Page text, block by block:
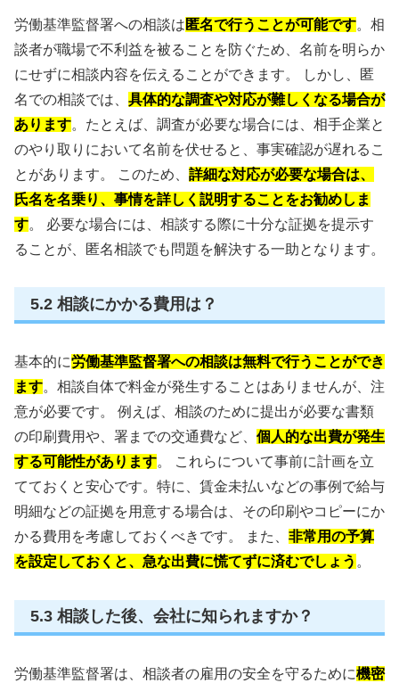
労働基準監督署への相談は匿名で行うことが可能です。相
談者が職場で不利益を被ることを防ぐため、名前を明らか
にせずに相談内容を伝えることができます。 しかし、匿
名での相談では、 具体的な調査や対応が難しくなる場合が
あります。たとえば、調査が必要な場合には、相手企業と
のやり取りにおいて名前を伏せると、事実確認が遅れるこ
とがあります。 このため、 詳細な対応が必要な場合は、
氏名を名乗り、事情を詳しく説明することをお勧めしま
す。 必要な場合には、相談する際に十分な証拠を提示す
ることが、匿名相談でも問題を解決する一助となります。
5.2 相談にかかる費用は？
基本的に労働基準監督署への相談は無料で行うことができ
ます。相談自体で料金が発生することはありませんが、注
意が必要です。 例えば、相談のために提出が必要な書類
の印刷費用や、署までの交通費など、 個人的な出費が発生
する可能性があります。 これらについて事前に計画を立
てておくと安心です。特に、賃金未払いなどの事例で給与
明細などの証拠を用意する場合は、その印刷やコピーにか
かる費用を考慮しておくべきです。 また、 非常用の予算
を設定しておくと、急な出費に慌てずに済むでしょう 。
5.3 相談した後、会社に知られますか？
労働基準監督署は、相談者の雇用の安全を守るために機密